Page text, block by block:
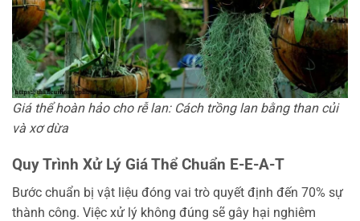
Giá thể hoàn hảo cho rễ lan: Cách trồng lan bằng than củi
và xơ dừa
Quy Trình Xử Lý Giá Thể Chuẩn E-E-A-T
Bước chuẩn bị vật liệu đóng vai trò quyết định đến 70% sự
thành công. Việc xử lý không đúng sẽ gây hại nghiêm